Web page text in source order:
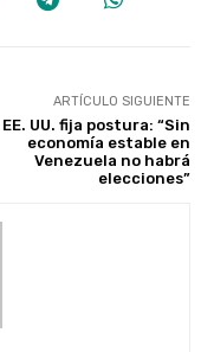
ARTÍCULO SIGUIENTE
EE. UU. fija postura: “Sin
economía estable en
Venezuela no habrá
elecciones”